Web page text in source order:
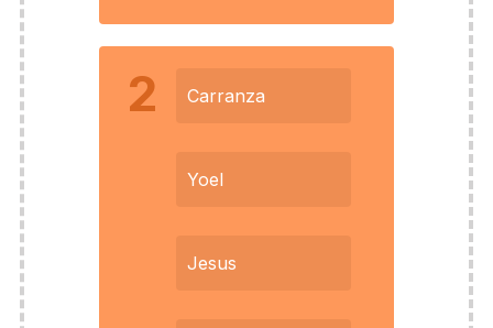
2 Carranza
Yoel
Jesus